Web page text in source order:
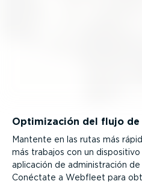
Optimi­zación del flujo
Mantente en las rutas más
más trabajos con un
aplicación de adminis­tración
Conéctate a Webfleet para